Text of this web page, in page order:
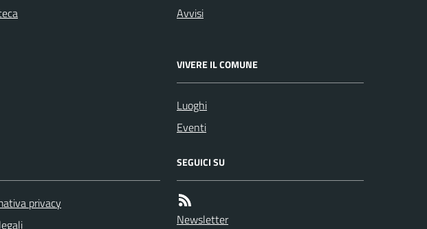
Avvisi
VIVERE IL COMUNE
Luoghi
Eventi
privacy
SEGUICI SU
Newsletter